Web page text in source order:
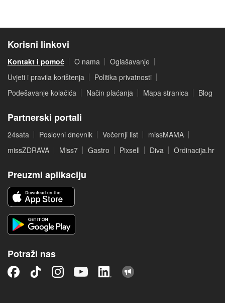
Korisni linkovi
Kontakt i pomoć O nama
Oglašavanje
Uvjeti i pravila korištenja
Politika privatnosti
Podešavanje kolačića
Način plaćanja Mapa stranica Blog
Partnerski portali
24sata Poslovni dnevnik Večernji list
missMAMA
missZDRAVA
Miss7 Gastro Pixsell Diva Ordinacija.hr
Preuzmi aplikaciju
Potraži nas